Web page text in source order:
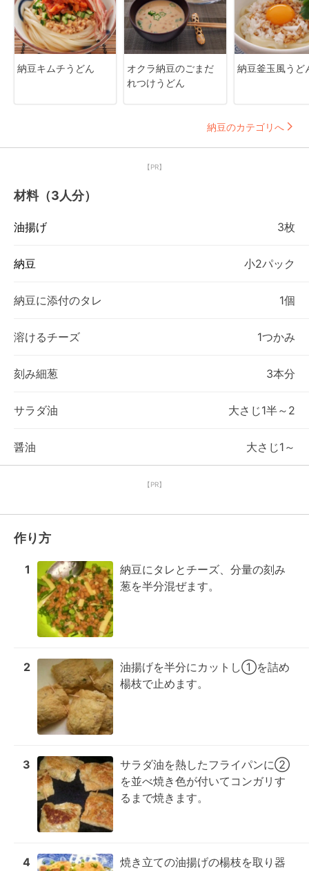
納豆キムチうどん
オクラ納豆のごまだ
れつけうどん
納豆釜玉風うど
納豆のカテゴリへ
【PR】
材料（3人分）
油揚げ 3枚
納豆 小2パック
納豆に添付のタレ 1個
溶けるチーズ 1つかみ
刻み細葱 3本分
サラダ油 大さじ1半～2
醤油 大さじ1～
【PR】
作り方
1
納豆にタレとチーズ、分量の刻み
葱を半分混ぜます。
2
油揚げを半分にカットし①を詰め
楊枝で止めます。
3
サラダ油を熱したフライパンに②
を並べ焼き色が付いてコンガリす
るまで焼きます。
4
焼き立ての油揚げの楊枝を取り器